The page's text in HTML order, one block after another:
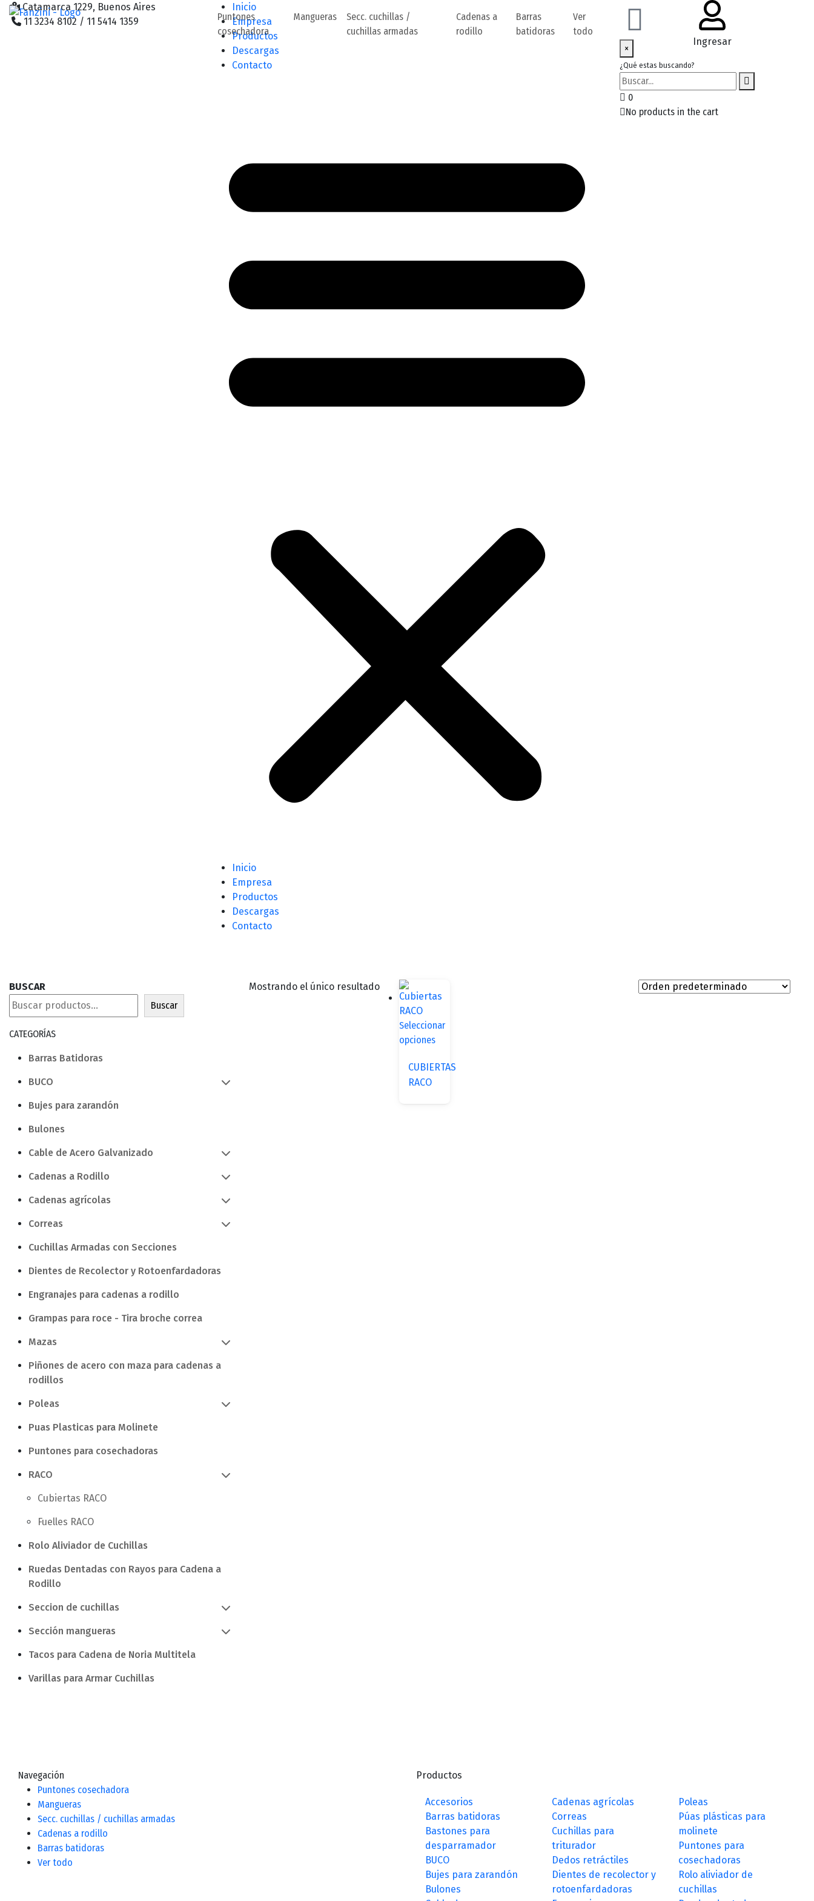
Catamarca 1229, Buenos Aires
11 3234 8102 / 11 5414 1359
Inicio
Empresa
Productos
Descargas
Contacto
Inicio
Empresa
Productos
Descargas
Contacto
Ingresar
Puntones
cosechadora
Mangueras
Secc. cuchillas /
cuchillas armadas
Cadenas a
rodillo
Barras
batidoras
Ver
todo
×
¿Qué estas buscando?
0
No products in the cart
BUSCAR
Buscar
CATEGORÍAS
Barras Batidoras
BUCO
Bujes para zarandón
Bulones
Cable de Acero Galvanizado
Cadenas a Rodillo
Cadenas agrícolas
Correas
Cuchillas Armadas con Secciones
Dientes de Recolector y Rotoenfardadoras
Engranajes para cadenas a rodillo
Grampas para roce - Tira broche correa
Mazas
Piñones de acero con maza para cadenas a
rodillos
Poleas
Puas Plasticas para Molinete
Puntones para cosechadoras
RACO
Cubiertas RACO
Fuelles RACO
Rolo Aliviador de Cuchillas
Ruedas Dentadas con Rayos para Cadena a
Rodillo
Seccion de cuchillas
Sección mangueras
Tacos para Cadena de Noria Multitela
Varillas para Armar Cuchillas
Mostrando el único resultado
Seleccionar
opciones
CUBIERTAS
RACO
Navegación
Puntones cosechadora
Mangueras
Secc. cuchillas / cuchillas armadas
Cadenas a rodillo
Barras batidoras
Ver todo
Productos
Accesorios
Barras batidoras
Bastones para
desparramador
BUCO
Bujes para zarandón
Bulones
Cadenas agrícolas
Correas
Cuchillas para
triturador
Dedos retráctiles
Dientes de recolector y
rotoenfardadoras
Poleas
Púas plásticas para
molinete
Puntones para
cosechadoras
Rolo aliviador de
cuchillas